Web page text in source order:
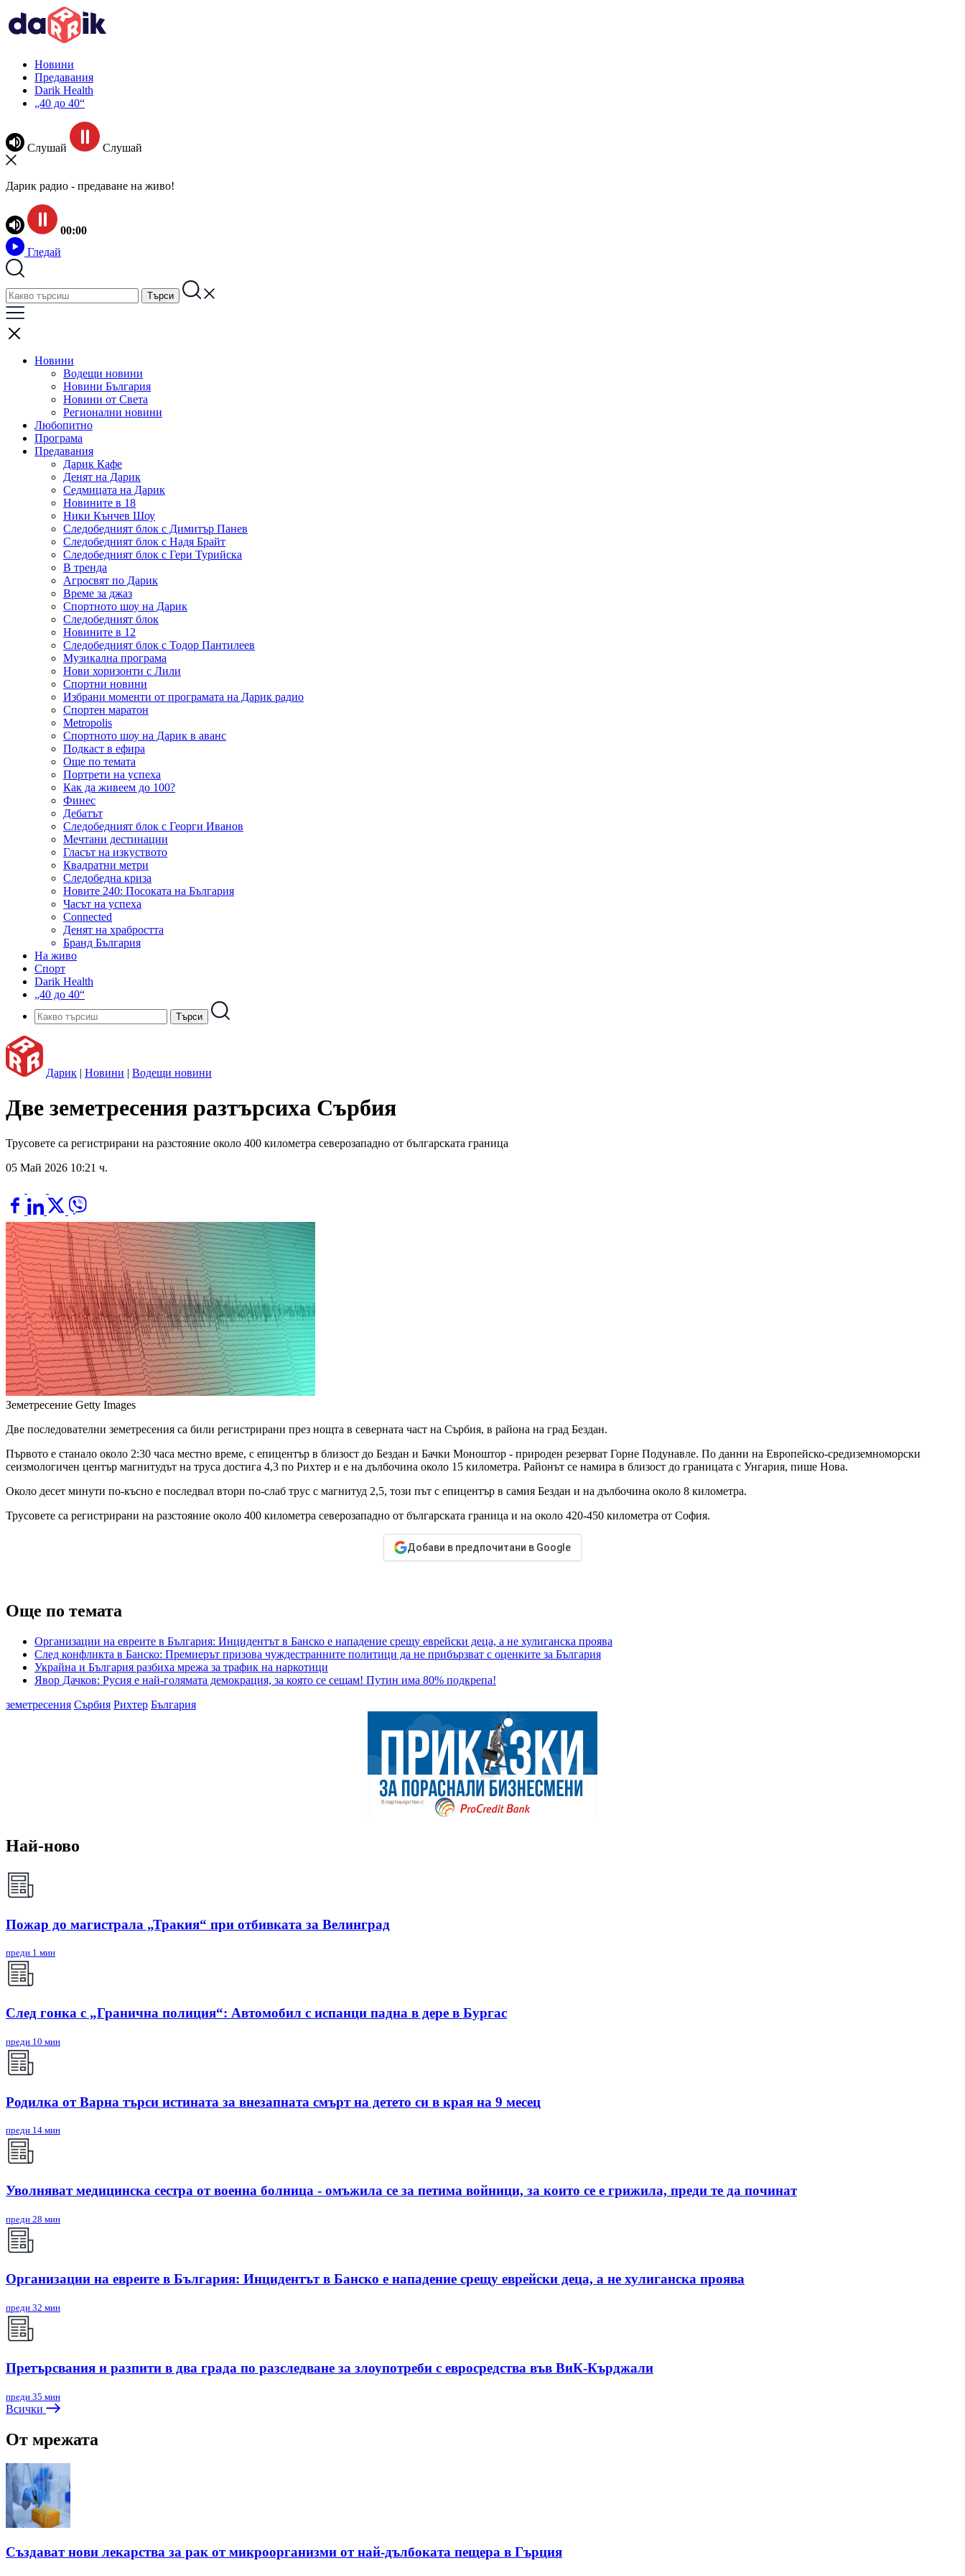
Новини
Предавания
Darik Health
„40 до 40“
Слушай Слушай
Дарик радио - предаване на живо!
00:00
Гледай
Новини
Водещи новини
Новини България
Новини от Света
Регионални новини
Любопитно
Програма
Предавания
Дарик Кафе
Денят на Дарик
Седмицата на Дарик
Новините в 18
Ники Кънчев Шоу
Следобедният блок с Димитър Панев
Следобедният блок с Надя Брайт
Следобедният блок с Гери Турийска
В тренда
Агросвят по Дарик
Време за джаз
Спортното шоу на Дарик
Следобедният блок
Новините в 12
Следобедният блок с Тодор Пантилеев
Музикална програма
Нови хоризонти с Лили
Спортни новини
Избрани моменти от програмата на Дарик радио
Спортен маратон
Metropolis
Спортното шоу на Дарик в аванс
Подкаст в ефира
Още по темата
Портрети на успеха
Как да живеем до 100?
Финес
Дебатът
Следобедният блок с Георги Иванов
Мечтани дестинации
Гласът на изкуството
Квадратни метри
Следобедна криза
Новите 240: Посоката на България
Часът на успеха
Connected
Денят на храбростта
Бранд България
На живо
Спорт
Darik Health
„40 до 40“
Дарик | Новини | Водещи новини
Две земетресения разтърсиха Сърбия
Трусовете са регистрирани на разстояние около 400 километра северозападно от българската граница
05 Май 2026 10:21 ч.
Земетресение Getty Images
Две последователни земетресения са били регистрирани през нощта в северната част на Сърбия, в района на град Бездан.
Първото е станало около 2:30 часа местно време, с епицентър в близост до Бездан и Бачки Моноштор - природен резерват Горне Подунавле. По данни на Европейско-средиземноморски
сеизмологичен център магнитудът на труса достига 4,3 по Рихтер и е на дълбочина около 15 километра. Районът се намира в близост до границата с Унгария, пише Нова.
Около десет минути по-късно е последвал втори по-слаб трус с магнитуд 2,5, този път с епицентър в самия Бездан и на дълбочина около 8 километра.
Трусовете са регистрирани на разстояние около 400 километра северозападно от българската граница и на около 420-450 километра от София.
Добави в предпочитани в Google
Още по темата
Организации на евреите в България: Инцидентът в Банско е нападение срещу еврейски деца, а не хулиганска проява
След конфликта в Банско: Премиерът призова чуждестранните политици да не прибързват с оценките за България
Украйна и България разбиха мрежа за трафик на наркотици
Явор Дачков: Русия е най-голямата демокрация, за която се сещам! Путин има 80% подкрепа!
земетресения Сърбия Рихтер България
Най-ново
Пожар до магистрала „Тракия“ при отбивката за Велинград
преди 1 мин
След гонка с „Гранична полиция“: Автомобил с испанци падна в дере в Бургас
преди 10 мин
Родилка от Варна търси истината за внезапната смърт на детето си в края на 9 месец
преди 14 мин
Уволняват медицинска сестра от военна болница - омъжила се за петима войници, за които се е грижила, преди те да починат
преди 28 мин
Организации на евреите в България: Инцидентът в Банско е нападение срещу еврейски деца, а не хулиганска проява
преди 32 мин
Претърсвания и разпити в два града по разследване за злоупотреби с евросредства във ВиК-Кърджали
преди 35 мин
Всички
От мрежата
Създават нови лекарства за рак от микроорганизми от най-дълбоката пещера в Гърция